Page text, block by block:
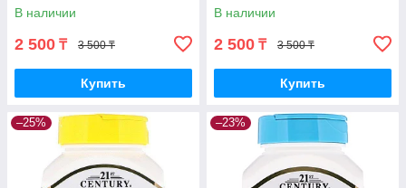
В наличии
2 500 ₸ 3 500 ₸
Купить
В наличии
2 500 ₸ 3 500 ₸
Купить
–25% –23%